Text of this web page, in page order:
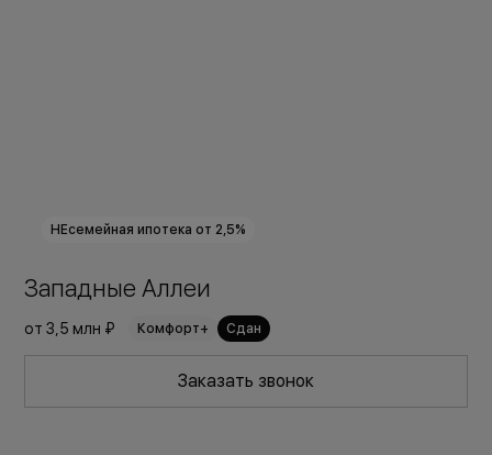
НЕсемейная ипотека от 2,5%
Западные Аллеи
от3,5 млн ₽ Комфорт+ Сдан
Заказать звонок